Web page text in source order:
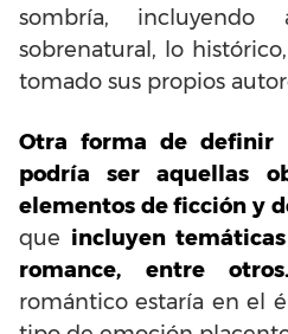
sombría, incluyendo
sobrenatural, lo
tomado sus propios
Otra forma de definir
podría ser aquellas
elementos de ficción y
que incluyen
romance, entre otros.
romántico estaría en el